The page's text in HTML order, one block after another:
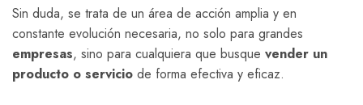
Sin duda, se trata de un área de acción amplia y en
constante evolución necesaria, no solo para grandes
empresas, sino para cualquiera que busque vender un
producto o servicio de forma efectiva y eficaz.